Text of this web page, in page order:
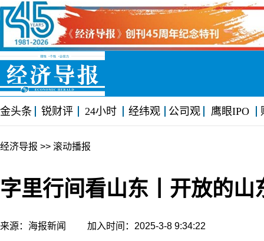
金头条 锐财评 24小时 经纬观 公司观 鹰眼IPO
经济导报 >> 滚动播报
字里行间看山东丨开放的山
来源：海报新闻 加入时间：2025-3-8 9:34:22